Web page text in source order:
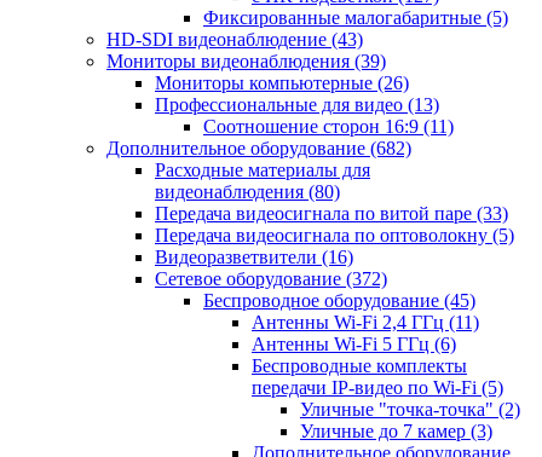
Фиксированные малогабаритные (5)
HD-SDI видеонаблюдение (43)
Мониторы видеонаблюдения (39)
Мониторы компьютерные (26)
Профессиональные для видео (13)
Соотношение сторон 16:9 (11)
Дополнительное оборудование (682)
Расходные материалы для
видеонаблюдения (80)
Передача видеосигнала по витой паре (33)
Передача видеосигнала по оптоволокну (5)
Видеоразветвители (16)
Сетевое оборудование (372)
Беспроводное оборудование (45)
Антенны Wi-Fi 2,4 ГГц (11)
Антенны Wi-Fi 5 ГГц (6)
Беспроводные комплекты
передачи IP-видео по Wi-Fi (5)
Уличные "точка-точка" (2)
Уличные до 7 камер (3)
Дополнительное оборудование